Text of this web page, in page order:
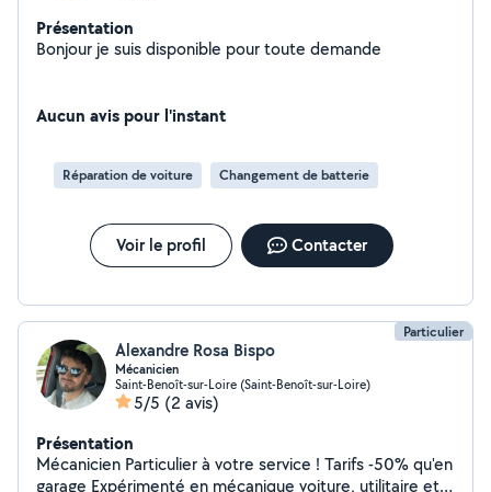
Présentation
Bonjour je suis disponible pour toute demande
Aucun avis pour l'instant
Réparation de voiture Changement de batterie
Voir le profil Contacter
Particulier
Alexandre Rosa Bispo
Mécanicien
Saint-Benoît-sur-Loire (Saint-Benoît-sur-Loire)
5/5 (2 avis)
Présentation
Mécanicien Particulier à votre service ! Tarifs -50% qu'en
garage Expérimenté en mécanique voiture, utilitaire et